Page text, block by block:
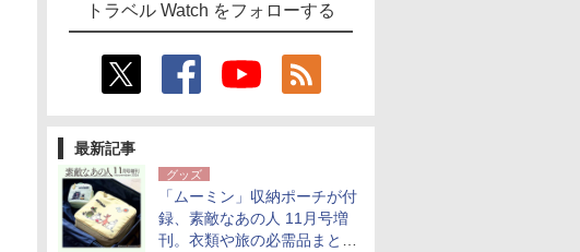
トラベル Watch をフォローする
最新記事
グッズ
「ムーミン」収納ポーチが付
録、素敵なあの人 11月号増
刊。衣類や旅の必需品まとま